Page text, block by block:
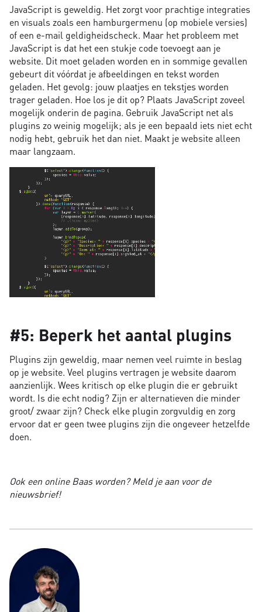
JavaScript is geweldig. Het zorgt voor prachtige integraties
en visuals zoals een hamburgermenu (op mobiele versies)
of een e-mail geldigheidscheck. Maar het probleem met
JavaScript is dat het een stukje code toevoegt aan je
website. Dit moet geladen worden en in sommige gevallen
gebeurt dit vóórdat je afbeeldingen en tekst worden
geladen. Het gevolg: jouw plaatjes en tekstjes worden
trager geladen. Hoe los je dit op? Plaats JavaScript zoveel
mogelijk onderin de pagina. Gebruik JavaScript net als
plugins zo weinig mogelijk; als je een bepaald iets niet echt
nodig hebt, gebruik het dan niet. Maakt je website alleen
maar langzaam.
#5: Beperk het aantal plugins
Plugins zijn geweldig, maar nemen veel ruimte in beslag
op je website. Veel plugins vertragen je website daarom
aanzienlijk. Wees kritisch op elke plugin die er gebruikt
wordt. Is die echt nodig? Zijn er alternatieven die minder
groot/ zwaar zijn? Check elke plugin zorgvuldig en zorg
ervoor dat er geen twee plugins zijn die ongeveer hetzelfde
doen.
Ook een online Baas worden? Meld je aan voor de
nieuwsbrief!